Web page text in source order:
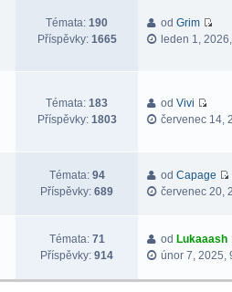
Témata: 190
Příspěvky: 1665
odGrim
leden 1,
Témata: 183
Příspěvky: 1803
odVivi
červenec 14,
Témata: 94
Příspěvky: 689
odCapage
červenec 20,
Témata: 71
Příspěvky: 914
od Lukaaash
únor 7, 2025,